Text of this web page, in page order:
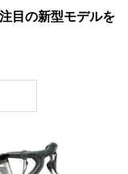
目の新型モデルを